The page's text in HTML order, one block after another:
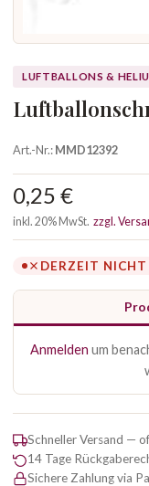
LUFTBALLONS &
Art.-Nr.:MMD12392
0,25 €
inkl. 20% MwSt. zzgl.
DERZEIT NICHT
Anmelden um
Schneller Versand —
14 Tage
Sichere Zahlung via